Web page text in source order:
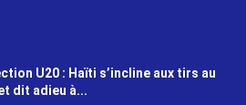
U20 : Haïti s’incline aux tirs au
dit adieu à...